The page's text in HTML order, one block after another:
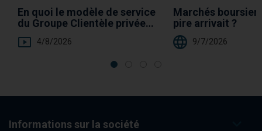
En quoi le modèle de service
du Groupe Clientèle privée
de Fisher Investments est-il
un avantage pour nos
4/8/2026
Marchés
pire arrivait ?
9/7/2026
Informations sur la société